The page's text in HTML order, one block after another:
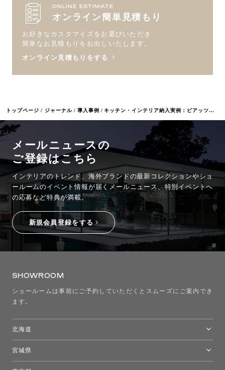
トップページ ジャーナル 導入事例 キッチン・インテリア納入実例：ピアッツァホテル
ONLINE ESTIMATE
オンライン簡単見積もり
お好きなカスタマイズをお選びいただき
簡単なお見積もりをお出しいたします。
オンライン見積もりをする
メールニュースの
ご登録はこちら
インテリアのトレンド、海外ブランドの最新コレクションやショ
ールームのイベント情報が届くメールニュース、特別イベントへ
の応募など特典が満載。
新規会員登録をする
SHOWROOM
ショールームは事前にご予約していただくとスムーズにご案内でき
ます。
北海道
宮城県